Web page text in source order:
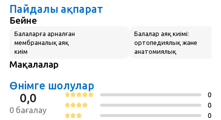
матадан жасалған. Котофей іш киімін өндіруде
қауіпсіз, гипоаллергенді және тозуға төзімді
маталар қолданылады. Көптеген жуудан кейін де
пішінін жақсы сақтаңыз.
Тегіс тігістер іш киімді ыңғайлы етеді және
қозғалыс еркіндігін қамтамасыз етеді. Жұмсақ,
серпімді, қысылмайтын резеңке таспа.
Жинақ қою көк, АҚ және көк түсті 3 трусикадан
Пайдалы ақпарат
Бейне
Балаларға арналған
мембраналық аяқ
киім
Балалар аяқ киімі:
ортопедиялық және
анатомиялық
Мақалалар
Өнімге шолулар
0,0
0 бағалау
0
0
0